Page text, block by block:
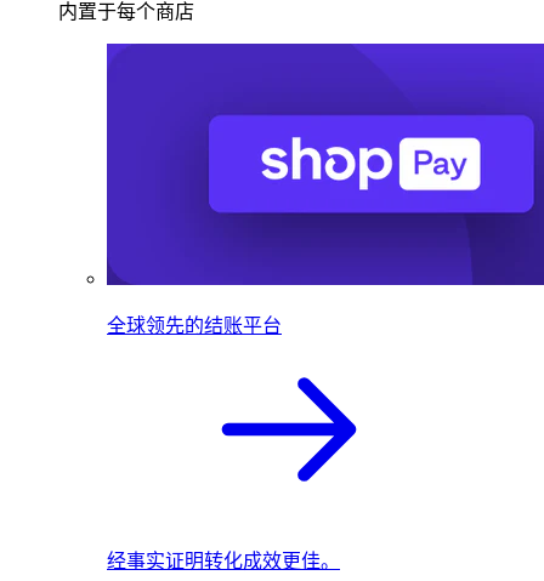
内置于每个商店
全球领先的结账平台
经事实证明转化成效更佳。